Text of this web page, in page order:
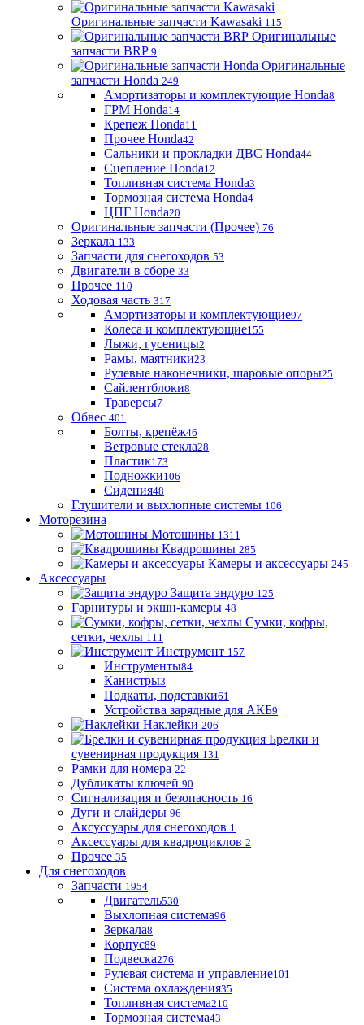
Оригинальные запчасти Kawasaki 115
Оригинальные
запчасти BRP 9
Оригинальные
запчасти Honda 249
Амортизаторы и комплектующие Honda8
ГРМ Honda14
Крепеж Honda11
Прочее Honda42
Сальники и прокладки ДВС Honda44
Сцепление Honda12
Топливная система Honda3
Тормозная система Honda4
ЦПГ Honda20
Оригинальные запчасти (Прочее) 76
Зеркала 133
Запчасти для снегоходов 53
Двигатели в сборе 33
Прочее 110
Ходовая часть 317
Амортизаторы и комплектующие97
Колеса и комплектующие155
Лыжи, гусеницы2
Рамы, маятники23
Рулевые наконечники, шаровые опоры25
Сайлентблоки8
Траверсы7
Обвес 401
Болты, крепёж46
Ветровые стекла28
Пластик173
Подножки106
Сидения48
Глушители и выхлопные системы 106
Моторезина
Мотошины 1311
Квадрошины 285
Камеры и аксессуары 245
Аксессуары
Защита эндуро 125
Гарнитуры и экшн-камеры 48
Сумки, кофры,
сетки, чехлы 111
Инструмент 157
Инструменты84
Канистры3
Подкаты, подставки61
Устройства зарядные для АКБ9
Наклейки 206
Брелки и
сувенирная продукция 131
Рамки для номера 22
Дубликаты ключей 90
Сигнализация и безопасность 16
Дуги и слайдеры 96
Аксуссуары для снегоходов 1
Аксессуары для квадроциклов 2
Прочее 35
Для снегоходов
Запчасти 1954
Двигатель530
Выхлопная система96
Зеркала8
Корпус89
Подвеска276
Рулевая система и управление101
Система охлаждения35
Топливная система210
Тормозная система43